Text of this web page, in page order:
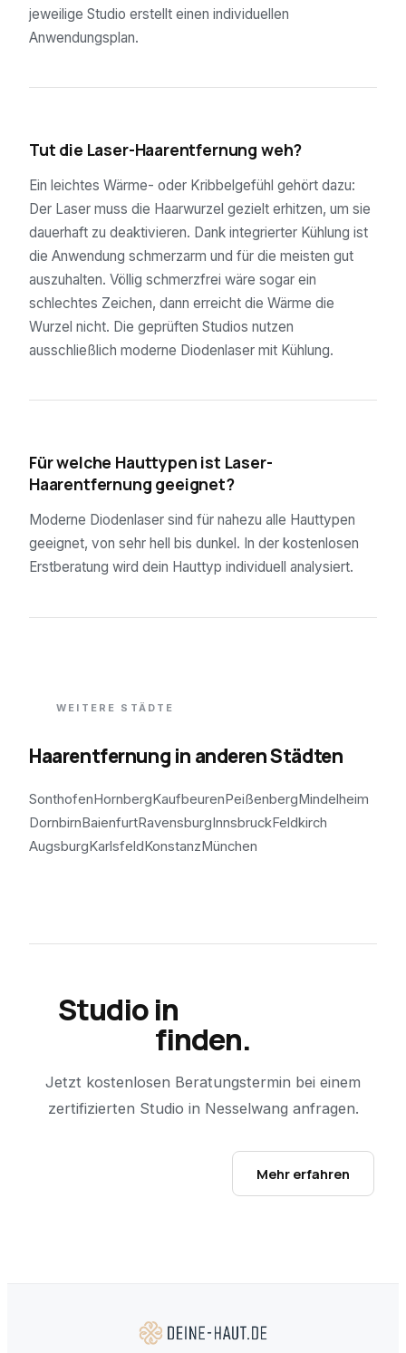
jeweilige Studio erstellt einen individuellen
Anwendungsplan.
Tut die Laser-Haarentfernung weh?
Ein leichtes Wärme- oder Kribbelgefühl gehört dazu:
Der Laser muss die Haarwurzel gezielt erhitzen, um sie
dauerhaft zu deaktivieren. Dank integrierter Kühlung ist
die Anwendung schmerzarm und für die meisten gut
auszuhalten. Völlig schmerzfrei wäre sogar ein
schlechtes Zeichen, dann erreicht die Wärme die
Wurzel nicht. Die geprüften Studios nutzen
ausschließlich moderne Diodenlaser mit Kühlung.
Für welche Hauttypen ist Laser-
Haarentfernung geeignet?
Moderne Diodenlaser sind für nahezu alle Hauttypen
geeignet, von sehr hell bis dunkel. In der kostenlosen
Erstberatung wird dein Hauttyp individuell analysiert.
WEITERE STÄDTE
Haarentfernung in anderen Städten
SonthofenHornbergKaufbeurenPeißenbergMindelheim
DornbirnBaienfurtRavensburgInnsbruckFeldkirch
AugsburgKarlsfeldKonstanzMünchen
Studio in
finden.
Jetzt kostenlosen Beratungstermin bei einem
zertifizierten Studio in Nesselwang anfragen.
Mehr erfahren